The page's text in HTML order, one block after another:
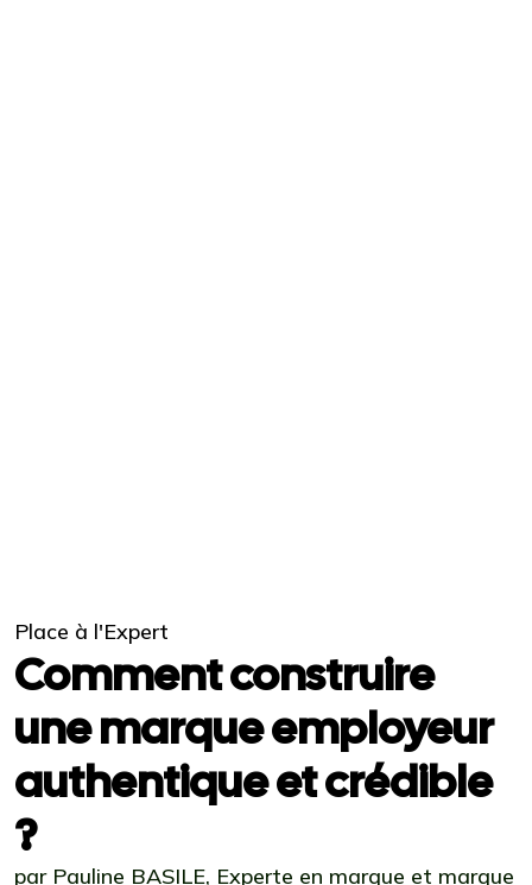
Place à l'Expert
Comment construire
une marque employeur
authentique et crédible
?
par Pauline BASILE, Experte en marque et marque